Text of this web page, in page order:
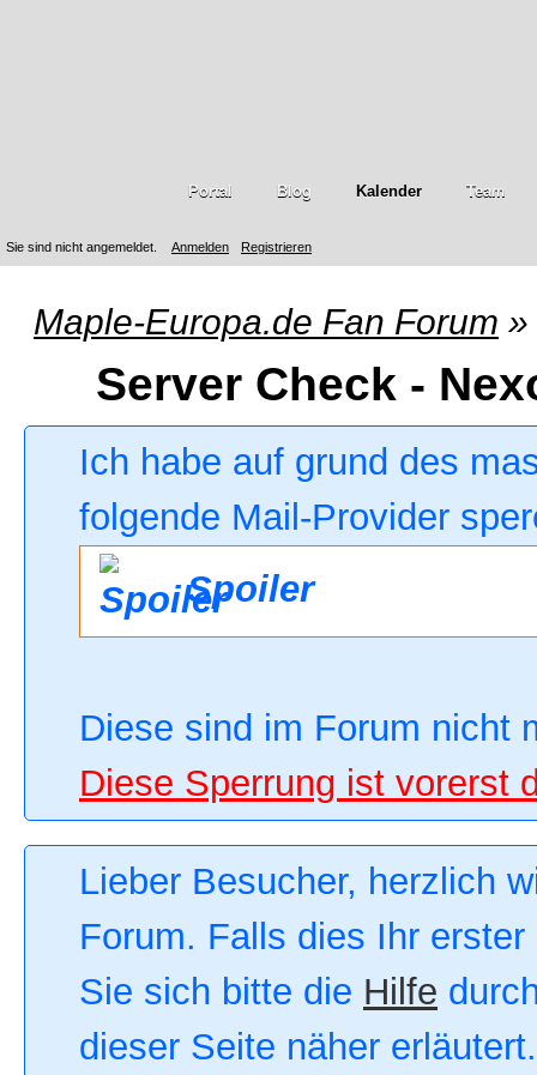
Sie sind nicht angemeldet. Anmelden Registrieren
Portal Blog Kalender Team
Maple-Europa.de Fan Forum »
Server Check -
Ich habe auf grund des
folgende Mail-Provider
Spoiler
Diese sind im Forum nicht
Diese Sperrung ist vorerst
Lieber Besucher, herzlich
Forum. Falls dies Ihr
Sie sich bitte die Hilfe
dieser Seite näher